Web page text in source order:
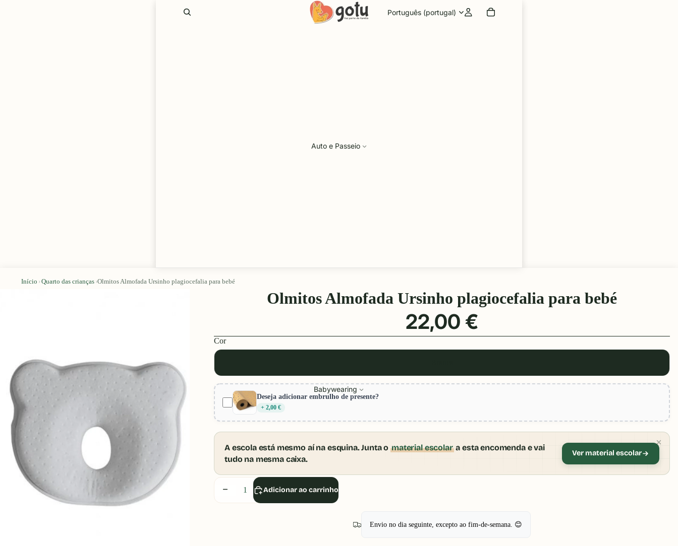
Idioma
Auto e Passeio
Babywearing
Início ›Quarto das crianças ›Olmitos Almofada Ursinho plagiocefalia para bebé
Olmitos Almofada Ursinho plagiocefalia para bebé
22,00 €
Cor
Deseja adicionar embrulho de presente?
+ 2,00 €
Diminuir
quantidade
Aumentar
A escola está mesmo aí na esquina. Junta omaterial escolara esta encomenda e vai
tudo na mesma caixa.
Ver material escolar
Adicionar ao carrinho
Envio no dia seguinte, excepto ao fim-de-semana. 😊